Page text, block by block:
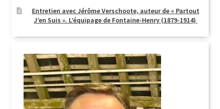
Entretien avec Jérôme Verschoote, auteur de « Partout
J’en Suis ». L’équipage de Fontaine-Henry (1879-1914)